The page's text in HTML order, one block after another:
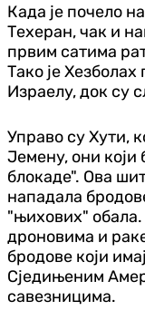
Када је почело
Техеран, чак и
првим сатима
Тако је
Израелу, док су
Управо су Хути,
Јемену, они
блокаде". Ова
нападала
"њихових"
дроновима и
бродове који
Сједињеним
савезницима.